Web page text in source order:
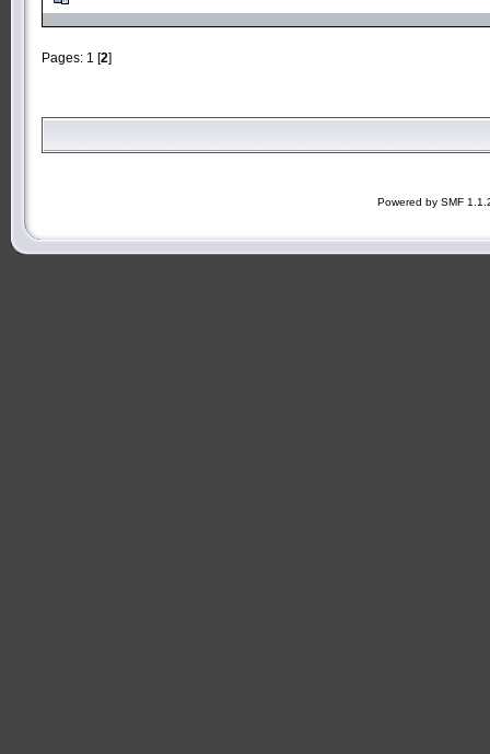
Pages: 1 [2]
Powered by SMF